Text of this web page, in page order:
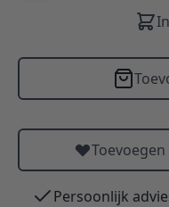
Persoonlijk